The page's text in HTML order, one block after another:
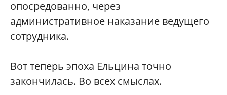
опосредованно, через
административное наказание ведущего
сотрудника.
Вот теперь эпоха Ельцина точно
закончилась. Во всех смыслах.